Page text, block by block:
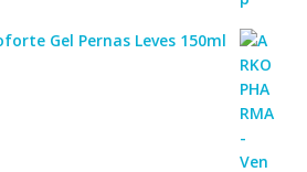
Gel Pernas Leves 150ml